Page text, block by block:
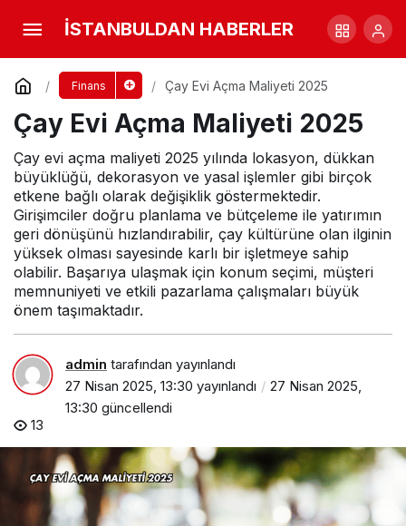
İSTANBULDAN HABERLER
Finans Çay Evi Açma Maliyeti 2025
Çay Evi Açma Maliyeti 2025
Çay evi açma maliyeti 2025 yılında lokasyon, dükkan
büyüklüğü, dekorasyon ve yasal işlemler gibi birçok
etkene bağlı olarak değişiklik göstermektedir.
Girişimciler doğru planlama ve bütçeleme ile yatırımın
geri dönüşünü hızlandırabilir, çay kültürüne olan ilginin
yüksek olması sayesinde karlı bir işletmeye sahip
olabilir. Başarıya ulaşmak için konum seçimi, müşteri
memnuniyeti ve etkili pazarlama çalışmaları büyük
önem taşımaktadır.
admin tarafından yayınlandı
27 Nisan 2025, 13:30 yayınlandı
27 Nisan 2025,
13:30 güncellendi
13
Bir Askerin Devlete Maliyeti 2025
Yorum Yap